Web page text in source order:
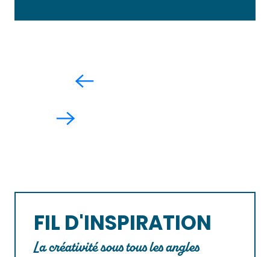
FIL D'INSPIRATION
La créativité sous tous les angles